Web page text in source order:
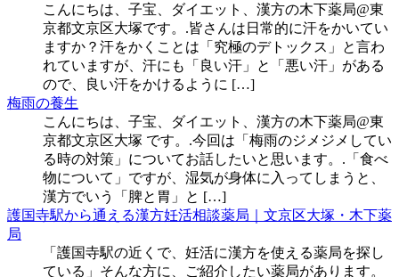
こんにちは、子宝、ダイエット、漢方の木下薬局@東
京都文京区大塚です。.皆さんは日常的に汗をかいてい
ますか？汗をかくことは「究極のデトックス」と言わ
れていますが、汗にも「良い汗」と「悪い汗」がある
ので、良い汗をかけるように […]
梅雨の養生
こんにちは、子宝、ダイエット、漢方の木下薬局@東
京都文京区大塚 です。.今回は「梅雨のジメジメしてい
る時の対策」についてお話したいと思います。.「食べ
物について」ですが、湿気が身体に入ってしまうと、
漢方でいう「脾と胃」と […]
護国寺駅から通える漢方妊活相談薬局｜文京区大塚・木下薬
局
「護国寺駅の近くで、妊活に漢方を使える薬局を探し
ている」そんな方に、ご紹介したい薬局があります。